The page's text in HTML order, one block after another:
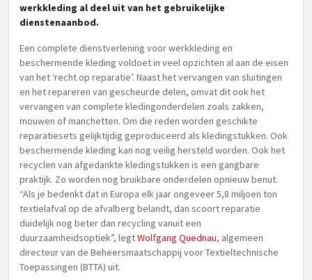
werkkleding al deel uit van het gebruikelijke
dienstenaanbod.
Een complete dienstverlening voor werkkleding en
beschermende kleding voldoet in veel opzichten al aan de eisen
van het ‘recht op reparatie’. Naast het vervangen van sluitingen
en het repareren van gescheurde delen, omvat dit ook het
vervangen van complete kledingonderdelen zoals zakken,
mouwen of manchetten. Om die reden worden geschikte
reparatiesets gelijktijdig geproduceerd als kledingstukken. Ook
beschermende kleding kan nog veilig hersteld worden. Ook het
recyclen van afgedankte kledingstukken is een gangbare
praktijk. Zo worden nog bruikbare onderdelen opnieuw benut.
“Als je bedenkt dat in Europa elk jaar ongeveer 5,8 miljoen ton
textielafval op de afvalberg belandt, dan scoort reparatie
duidelijk nog beter dan recycling vanuit een
duurzaamheidsoptiek”, legtWolfgang Quednau, algemeen
directeur van de Beheersmaatschappij voor Textieltechnische
Toepassingen (BTTA) uit.